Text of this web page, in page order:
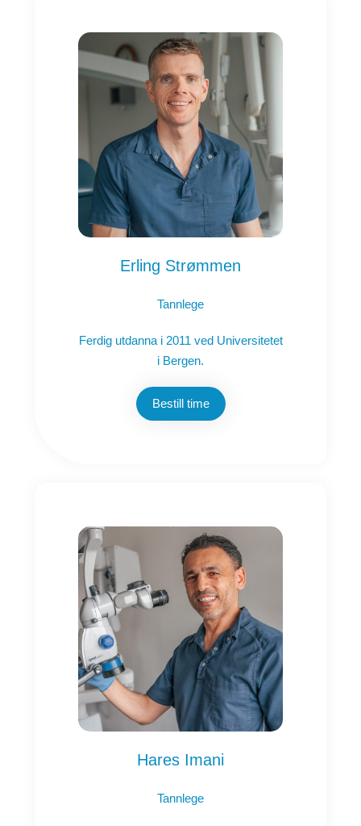
Erling Strømmen
Tannlege
Ferdig utdanna i 2011 ved Universitetet
i Bergen.
Bestill time
Hares Imani
Tannlege